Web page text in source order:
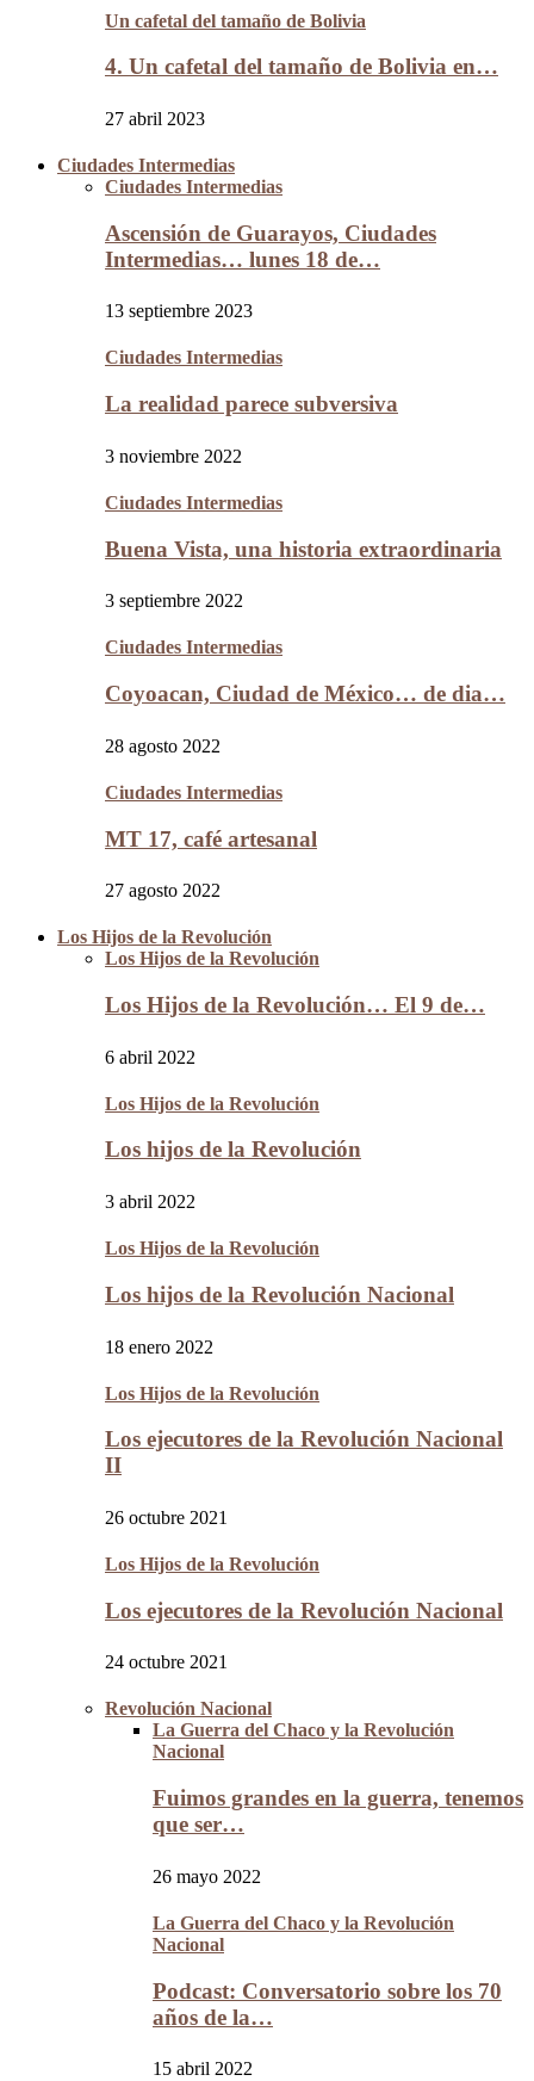
Un cafetal del tamaño de Bolivia
4. Un cafetal del tamaño de Bolivia en…
27 abril 2023
Ciudades Intermedias
Ciudades Intermedias
Ascensión de Guarayos, Ciudades
Intermedias… lunes 18 de…
13 septiembre 2023
Ciudades Intermedias
La realidad parece subversiva
3 noviembre 2022
Ciudades Intermedias
Buena Vista, una historia extraordinaria
3 septiembre 2022
Ciudades Intermedias
Coyoacan, Ciudad de México… de dia…
28 agosto 2022
Ciudades Intermedias
MT 17, café artesanal
27 agosto 2022
Los Hijos de la Revolución
Los Hijos de la Revolución
Los Hijos de la Revolución… El 9 de…
6 abril 2022
Los Hijos de la Revolución
Los hijos de la Revolución
3 abril 2022
Los Hijos de la Revolución
Los hijos de la Revolución Nacional
18 enero 2022
Los Hijos de la Revolución
Los ejecutores de la Revolución Nacional
II
26 octubre 2021
Los Hijos de la Revolución
Los ejecutores de la Revolución Nacional
24 octubre 2021
Revolución Nacional
La Guerra del Chaco y la Revolución
Nacional
Fuimos grandes en la guerra, tenemos
que ser…
26 mayo 2022
La Guerra del Chaco y la Revolución
Nacional
Podcast: Conversatorio sobre los 70
años de la…
15 abril 2022